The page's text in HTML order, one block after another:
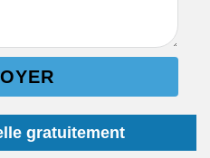
gratuitement